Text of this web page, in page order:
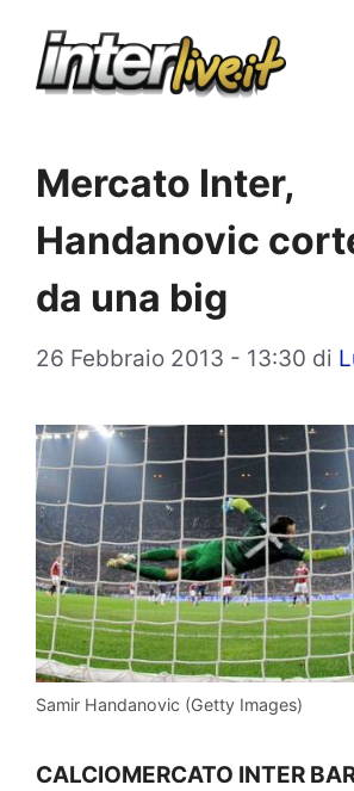
Mercato Inter,
Handanovic
da una big
26 Febbraio 2013 - 13:30 di
Samir Handanovic (Getty Images)
CALCIOMERCATO INTER